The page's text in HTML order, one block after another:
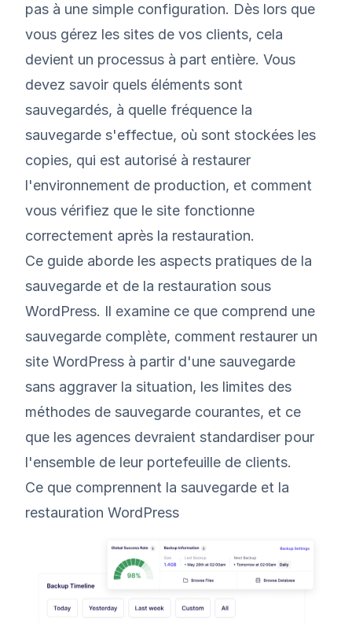
pas à une simple configuration. Dès lors que
vous gérez les sites de vos clients, cela
devient un processus à part entière. Vous
devez savoir quels éléments sont
sauvegardés, à quelle fréquence la
sauvegarde s'effectue, où sont stockées les
copies, qui est autorisé à restaurer
l'environnement de production, et comment
vous vérifiez que le site fonctionne
correctement après la restauration.
Ce guide aborde les aspects pratiques de la
sauvegarde et de la restauration sous
WordPress. Il examine ce que comprend une
sauvegarde complète, comment restaurer un
site WordPress à partir d'une sauvegarde
sans aggraver la situation, les limites des
méthodes de sauvegarde courantes, et ce
que les agences devraient standardiser pour
l'ensemble de leur portefeuille de clients.
Ce que comprennent la sauvegarde et la
restauration WordPress